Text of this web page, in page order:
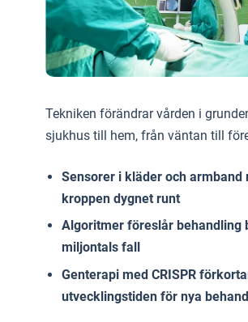
Tekniken förändrar vården i
sjukhus till hem, från väntan till
Sensorer i kläder och armband
kroppen dygnet runt
Algoritmer föreslår behandling
miljontals fall
Genterapi med CRISPR
utvecklingstiden för nya